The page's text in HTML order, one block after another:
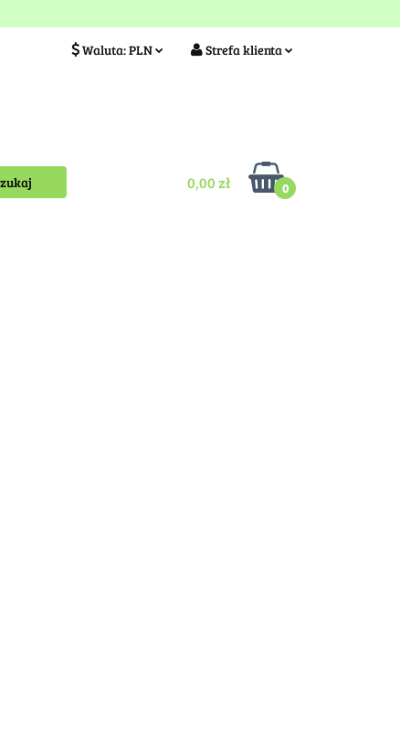
Waluta:PLN Strefa klienta
0,00 zł 0
Idea szkółki